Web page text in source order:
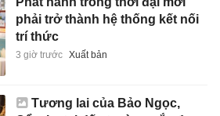
phải trở thành hệ thống kết nối
trí thức
3 giờ trước Xuất bản
Tương lai của Bảo Ngọc,